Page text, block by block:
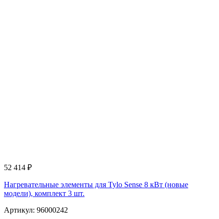
52 414 ₽
Нагревательные элементы для Tylo Sense 8 кВт (новые
модели), комплект 3 шт.
Артикул: 96000242